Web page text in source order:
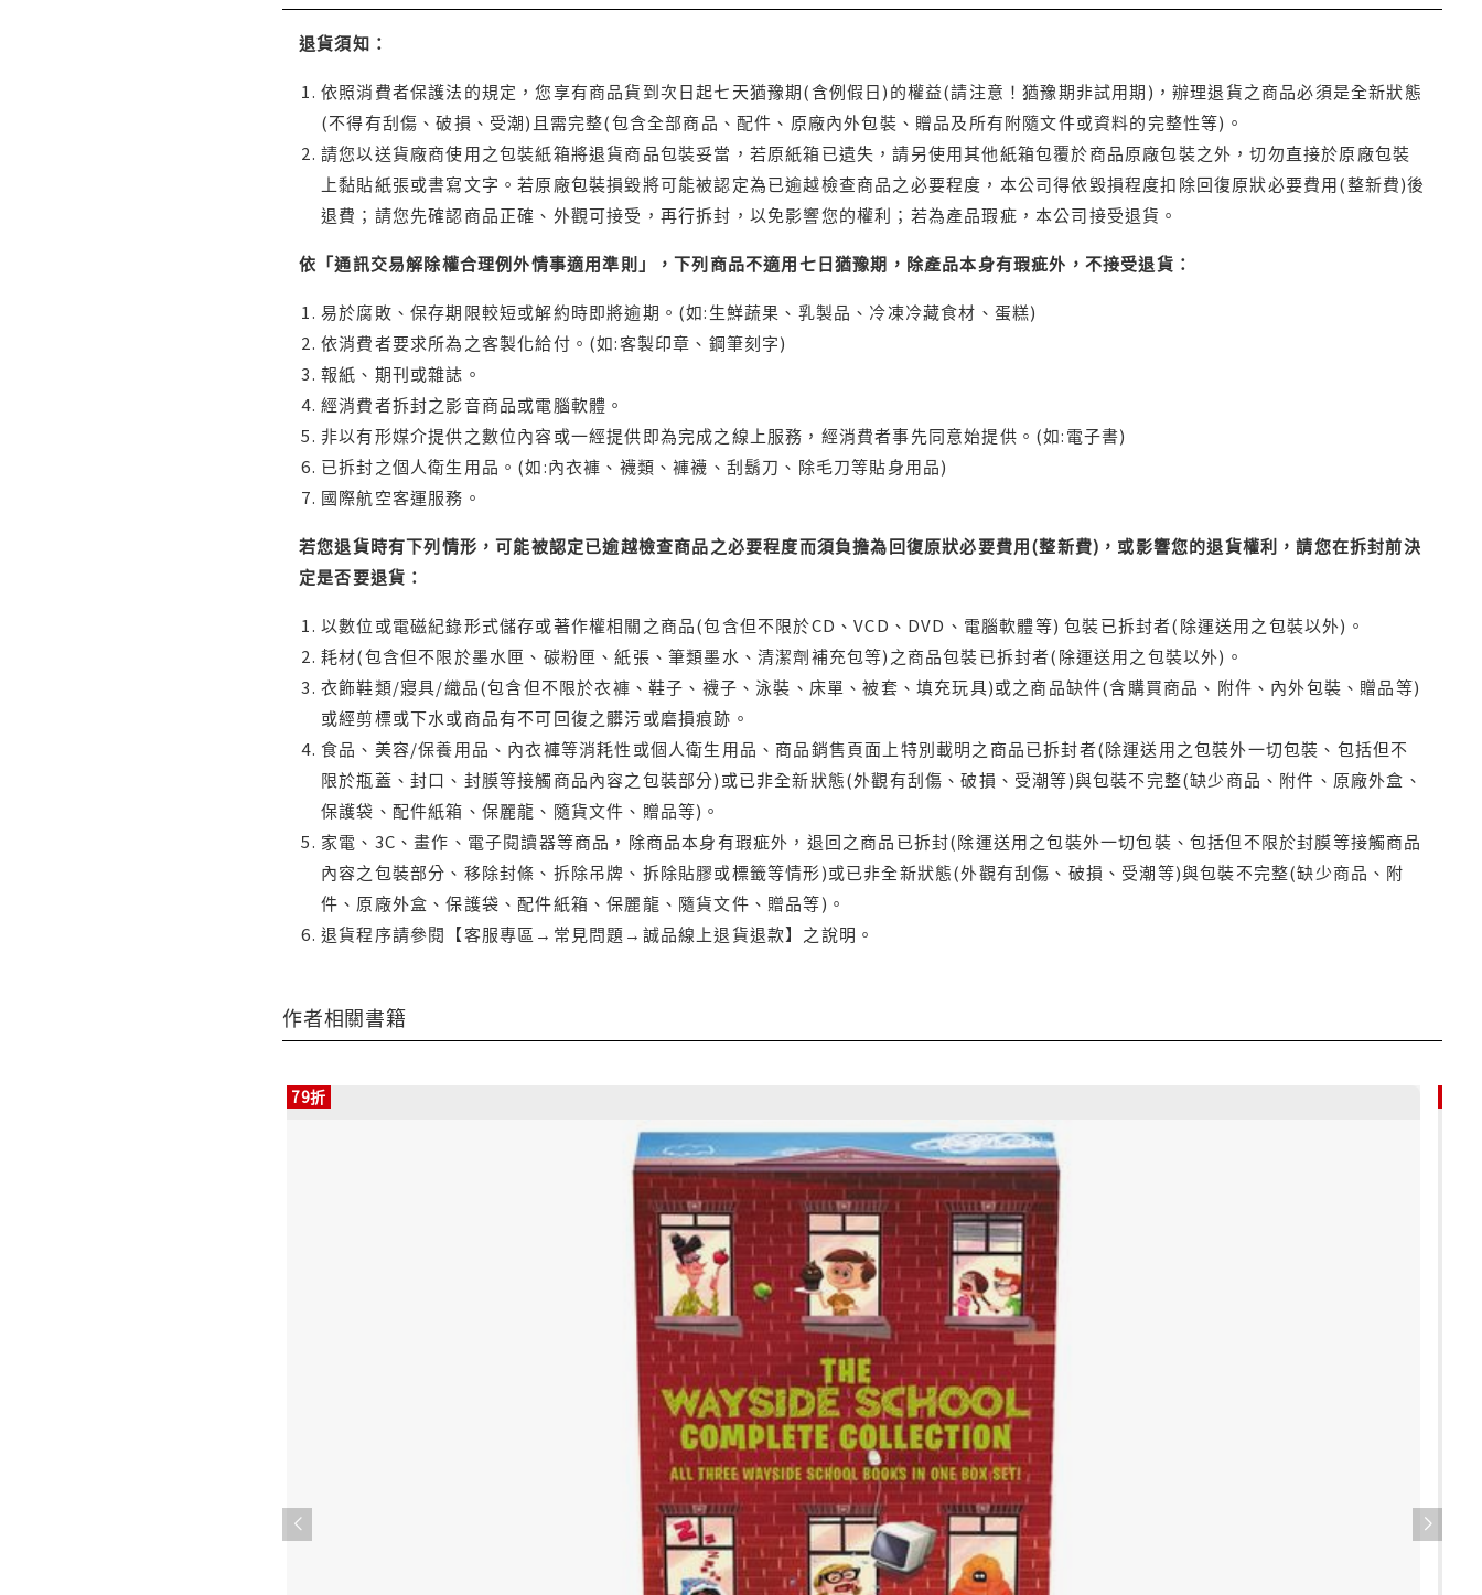
退貨須知：
依照消費者保護法的規定，您享有商品貨到次日起七天猶豫期(含例假日)的權益(請注意！猶豫期非試用期)，辦理退貨之商品必須是全新狀態
(不得有刮傷、破損、受潮)且需完整(包含全部商品、配件、原廠內外包裝、贈品及所有附隨文件或資料的完整性等)。
請您以送貨廠商使用之包裝紙箱將退貨商品包裝妥當，若原紙箱已遺失，請另使用其他紙箱包覆於商品原廠包裝之外，切勿直接於原廠包裝
上黏貼紙張或書寫文字。若原廠包裝損毀將可能被認定為已逾越檢查商品之必要程度，本公司得依毀損程度扣除回復原狀必要費用(整新費)後
退費；請您先確認商品正確、外觀可接受，再行拆封，以免影響您的權利；若為產品瑕疵，本公司接受退貨。
依「通訊交易解除權合理例外情事適用準則」，下列商品不適用七日猶豫期，除產品本身有瑕疵外，不接受退貨：
易於腐敗、保存期限較短或解約時即將逾期。(如:生鮮蔬果、乳製品、冷凍冷藏食材、蛋糕)
依消費者要求所為之客製化給付。(如:客製印章、鋼筆刻字)
報紙、期刊或雜誌。
經消費者拆封之影音商品或電腦軟體。
非以有形媒介提供之數位內容或一經提供即為完成之線上服務，經消費者事先同意始提供。(如:電子書)
已拆封之個人衛生用品。(如:內衣褲、襪類、褲襪、刮鬍刀、除毛刀等貼身用品)
國際航空客運服務。
若您退貨時有下列情形，可能被認定已逾越檢查商品之必要程度而須負擔為回復原狀必要費用(整新費)，或影響您的退貨權利，請您在拆封前決
定是否要退貨：
以數位或電磁紀錄形式儲存或著作權相關之商品(包含但不限於CD、VCD、DVD、電腦軟體等) 包裝已拆封者(除運送用之包裝以外)。
耗材(包含但不限於墨水匣、碳粉匣、紙張、筆類墨水、清潔劑補充包等)之商品包裝已拆封者(除運送用之包裝以外)。
衣飾鞋類/寢具/織品(包含但不限於衣褲、鞋子、襪子、泳裝、床單、被套、填充玩具)或之商品缺件(含購買商品、附件、內外包裝、贈品等)
或經剪標或下水或商品有不可回復之髒污或磨損痕跡。
食品、美容/保養用品、內衣褲等消耗性或個人衛生用品、商品銷售頁面上特別載明之商品已拆封者(除運送用之包裝外一切包裝、包括但不
限於瓶蓋、封口、封膜等接觸商品內容之包裝部分)或已非全新狀態(外觀有刮傷、破損、受潮等)與包裝不完整(缺少商品、附件、原廠外盒、
保護袋、配件紙箱、保麗龍、隨貨文件、贈品等)。
家電、3C、畫作、電子閱讀器等商品，除商品本身有瑕疵外，退回之商品已拆封(除運送用之包裝外一切包裝、包括但不限於封膜等接觸商品
內容之包裝部分、移除封條、拆除吊牌、拆除貼膠或標籤等情形)或已非全新狀態(外觀有刮傷、破損、受潮等)與包裝不完整(缺少商品、附
件、原廠外盒、保護袋、配件紙箱、保麗龍、隨貨文件、贈品等)。
退貨程序請參閱【客服專區→常見問題→誠品線上退貨退款】之說明。
作者相關書籍
79折